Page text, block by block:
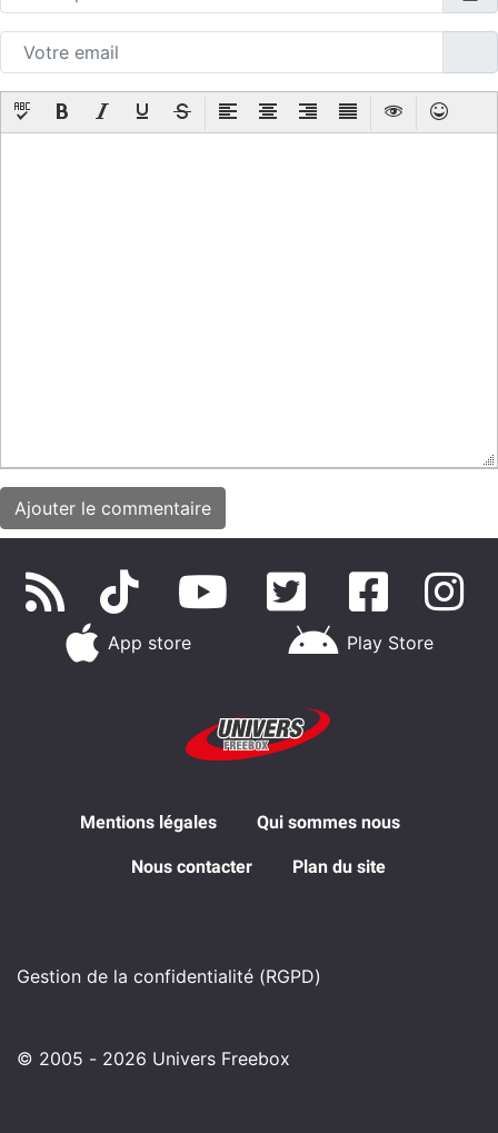
App store Play Store
Mentions légales Qui sommes nous
Nous contacter Plan du site
Gestion de la confidentialité (RGPD)
© 2005 - 2026 Univers Freebox